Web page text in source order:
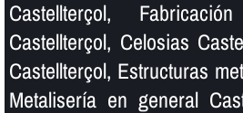
Castellterçol,
Castellterçol, Celosias
Castellterçol, Estructuras
Metaliserí­a en general